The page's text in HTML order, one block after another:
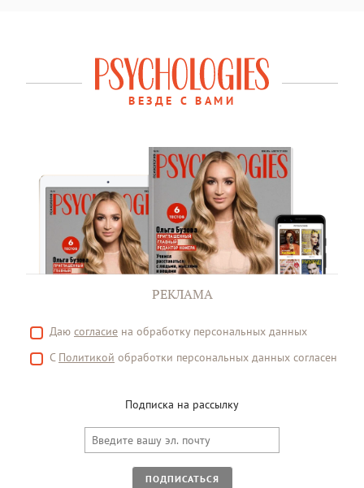
ВЕЗДЕ С ВАМИ
РЕКЛАМА
Даю согласие на обработку персональных данных
С Политикой обработки персональных данных согласен
Подписка на рассылку
ПОДПИСАТЬСЯ